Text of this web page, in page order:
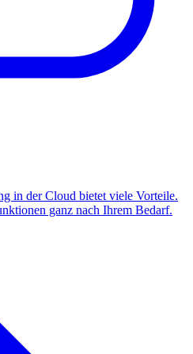
in der Cloud bietet viele Vorteile.
ganz nach Ihrem Bedarf.